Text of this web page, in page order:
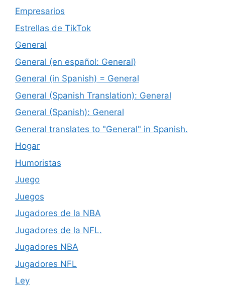
Empresarios
Estrellas de TikTok
General
General (en español: General)
General (in Spanish) = General
General (Spanish Translation): General
General (Spanish): General
General translates to "General" in Spanish.
Hogar
Humoristas
Juego
Juegos
Jugadores de la NBA
Jugadores de la NFL.
Jugadores NBA
Jugadores NFL
Ley